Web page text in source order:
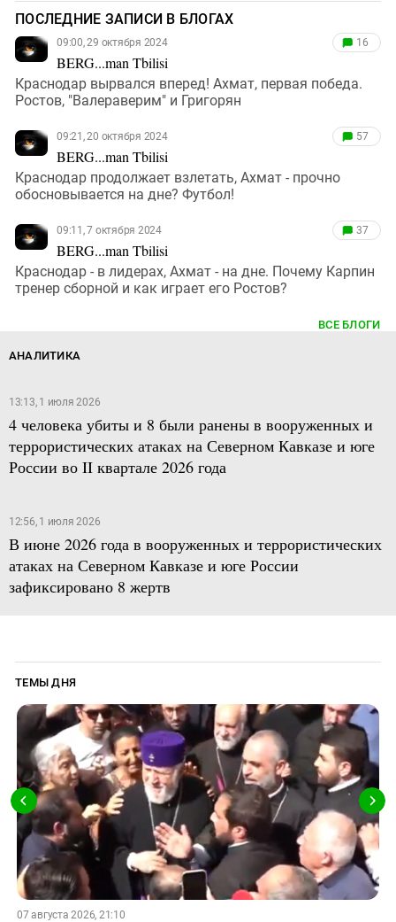
ПОСЛЕДНИЕ ЗАПИСИ В БЛОГАХ
09:00, 29 октября 2024
BERG...man Tbilisi
16
Краснодар вырвался вперед! Ахмат, первая победа.
Ростов, "Валераверим" и Григорян
09:21, 20 октября 2024
BERG...man Tbilisi
57
Краснодар продолжает взлетать, Ахмат - прочно
обосновывается на дне? Футбол!
09:11, 7 октября 2024
BERG...man Tbilisi
37
Краснодар - в лидерах, Ахмат - на дне. Почему Карпин
тренер сборной и как играет его Ростов?
ВСЕ БЛОГИ
АНАЛИТИКА
13:13, 1 июля 2026
4 человека убиты и 8 были ранены в вооруженных и
террористических атаках на Северном Кавказе и юге
России во II квартале 2026 года
12:56, 1 июля 2026
В июне 2026 года в вооруженных и террористических
атаках на Северном Кавказе и юге России
зафиксировано 8 жертв
ТЕМЫ ДНЯ
07 августа 2026, 21:10